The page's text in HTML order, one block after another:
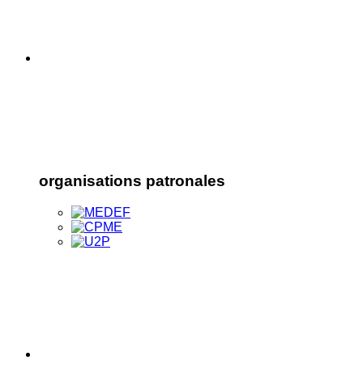
organisations patronales